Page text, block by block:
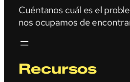
Cuéntanos cuál es el
nos ocupamos de
Recursos